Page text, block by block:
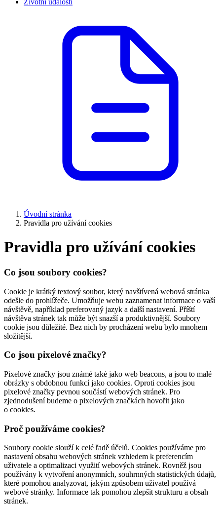
Životní události
Úvodní stránka
Pravidla pro užívání cookies
Pravidla pro užívání cookies
Co jsou soubory cookies?
Cookie je krátký textový soubor, který navštívená webová stránka
odešle do prohlížeče. Umožňuje webu zaznamenat informace o vaší
návštěvě, například preferovaný jazyk a další nastavení. Příští
návštěva stránek tak může být snazší a produktivnější. Soubory
cookie jsou důležité. Bez nich by procházení webu bylo mnohem
složitější.
Co jsou pixelové značky?
Pixelové značky jsou známé také jako web beacons, a jsou to malé
obrázky s obdobnou funkcí jako cookies. Oproti cookies jsou
pixelové značky pevnou součástí webových stránek. Pro
zjednodušení budeme o pixelových značkách hovořit jako
o cookies.
Proč používáme cookies?
Soubory cookie slouží k celé řadě účelů. Cookies používáme pro
nastavení obsahu webových stránek vzhledem k preferencím
uživatele a optimalizaci využití webových stránek. Rovněž jsou
používány k vytvoření anonymních, souhrnných statistických údajů,
které pomohou analyzovat, jakým způsobem uživatel používá
webové stránky. Informace tak pomohou zlepšit strukturu a obsah
stránek.